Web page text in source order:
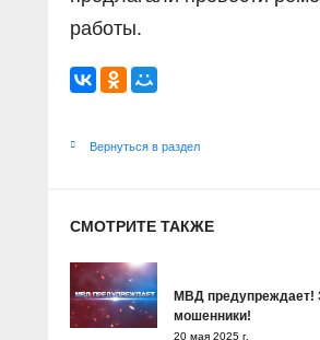
работы.
Вернуться в раздел
СМОТРИТЕ ТАКЖЕ
МВД предупреждает!
мошенники!
20 мая 2025 г.